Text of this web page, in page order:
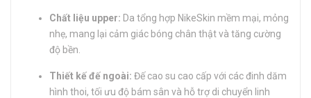
Chất liệu upper: Da tổng hợp NikeSkin mềm mại, mỏng
nhẹ, mang lại cảm giác bóng chân thật và tăng cường
độ bền.
Thiết kế đế ngoài: Đế cao su cao cấp với các đinh dăm
hình thoi, tối ưu độ bám sân và hỗ trợ di chuyển linh